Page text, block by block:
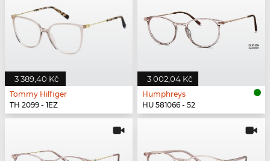
3 389,40 Kč
Tommy Hilfiger
TH 2099 - 1EZ
3 002,04 Kč
Humphreys
HU 581066 - 52